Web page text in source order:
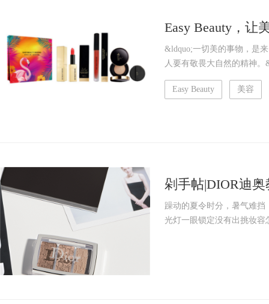
Easy Beauty，让
&ldquo;一切美的事物，是
人要有敬畏大自然的精神
Easy Beauty 美容
剁手帖|DIOR迪
攫取N倍回头率!
躁动的夏令时分，暑气难
光灯一眼锁定没有出挑妆